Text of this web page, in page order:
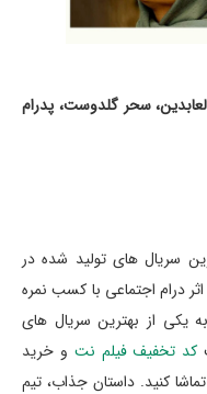
سحر گلدوست، پدرام
سریال های تولید شده در
درام اجتماعی با کسب نمره
به یکی از بهترین سریال های
کد تخفیف فیلم نت و خرید
کنید. داستان جذاب، تیم